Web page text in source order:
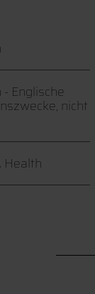
Englische
nicht
Health